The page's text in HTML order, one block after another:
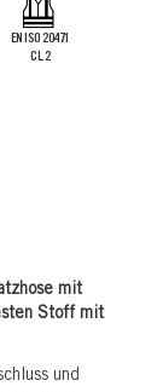
EN ISO 20471
CL.2
mit
Stoff mit
und